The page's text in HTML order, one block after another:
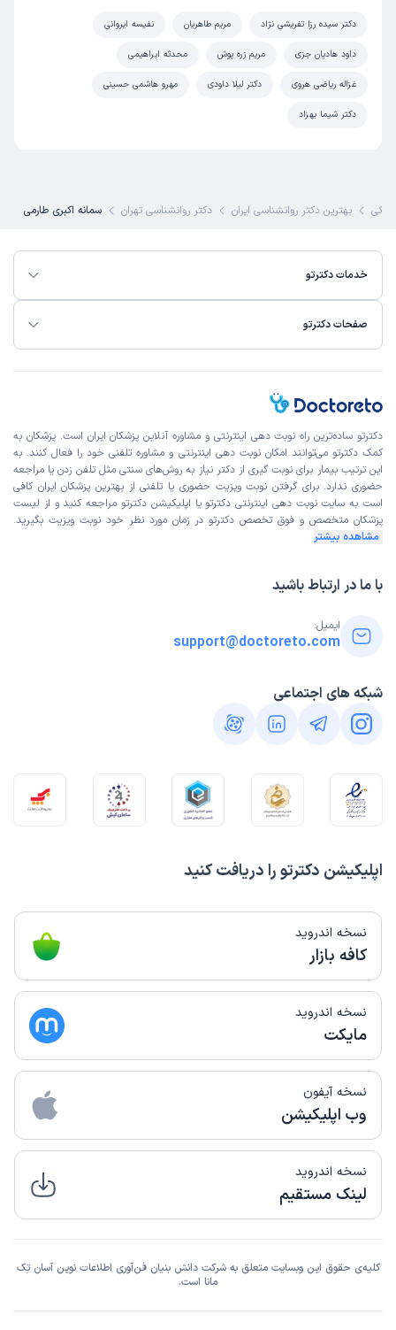
دکتر سیده رزا تفریشی نژاد مریم طاهریان نفیسه ایروانی
داود هادیان جزی مریم زره پوش محدثه ابراهیمی
غزاله ریاضی هروی دکتر لیلا داودی مهرو هاشمی حسینی
دکتر شیما بهزاد
بهترین دکتر روانشناسی ایران دکتر روانشناسی تهران سمانه اکبری طارمی
خدمات دکترتو
صفحات دکترتو
اپلیکیشن دکترتو را دریافت کنید
نسخه اندروید
کافه بازار
نسخه اندروید
مایکت
نسخه آیفون
وب اپلیکیشن
نسخه اندروید
لینک مستقیم
دکترتو ساده‌ترین راه نوبت‌ دهی اینترنتی و مشاوره آنلاین پزشکان ایران است. پزشکان به
کمک دکترتو می‌توانند امکان نوبت دهی اینترنتی و مشاوره تلفنی خود را فعال کنند. به
این ترتیب بیمار برای نوبت گیری از دکتر نیاز به روش‌های سنتی مثل تلفن زدن یا مراجعه
حضوری ندارد. برای گرفتن نوبت ویزیت حضوری یا تلفنی از بهترین پزشکان ایران کافی
است به سایت نوبت دهی اینترنتی دکترتو یا اپلیکیشن دکترتو مراجعه کنید و از لیست
پزشکان متخصص و فوق تخصص دکترتو در زمان مورد نظر خود نوبت ویزیت بگیرید.
مشاهده بیشتر
با ما در ارتباط باشید
ایمیل:
support@doctoreto.com
شبکه های اجتماعی
کلیه‌ی حقوق این وبسایت متعلق به شرکت دانش بنیان فن‌آوری اطلاعات نوین آسان تِک
مانا است.